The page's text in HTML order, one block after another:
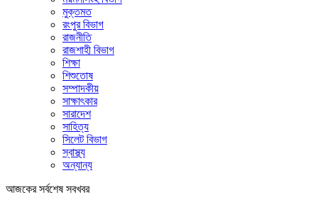
মুক্তমত
রংপুর বিভাগ
রাজনীতি
রাজশাহী বিভাগ
শিক্ষা
শিশুতোষ
সম্পাদকীয়
সাক্ষাৎকার
সারাদেশ
সাহিত্য
সিলেট বিভাগ
স্বাস্থ্য
অন্যান্য
আজকের সর্বশেষ সবখবর